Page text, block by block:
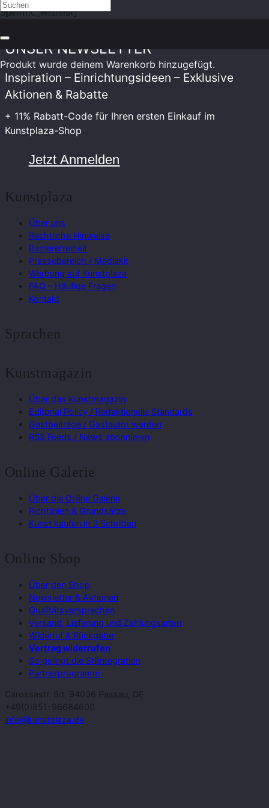
Produkt wurde deinem Warenkorb hinzugefügt.
[wlfmc_wishlist]
UNSER NEWSLETTER
Inspiration – Einrichtungsideen – Exklusive
Aktionen & Rabatte
+ 11% Rabatt-Code für Ihren ersten Einkauf im
Kunstplaza-Shop
Jetzt Anmelden
Kunstplaza
Über uns
Rechtliche Hinweise
Barrierefreiheit
Pressebereich / Mediakit
Werbung auf Kunstplaza
FAQ – Häufige Fragen
Kontakt
Sprachen
Kunstmagazin
Über das Kunstmagazin
Editorial Policy / Redaktionelle Standards
Gastbeiträge / Gastautor werden
RSS Feeds / News abonnieren
Online Galerie
Über die Online Galerie
Richtlinien & Grundsätze
Kunst kaufen in 3 Schritten
Online Shop
Über den Shop
Newsletter & Aktionen
Qualitätsversprechen
Versand, Lieferung und Zahlungsarten
Widerruf & Rückgabe
Vertrag widerrufen
So gelingt die Stilintegration
Partnerprogramm
Carossastr. 8d, 94036 Passau, DE
+49(0)851-96684600
info@kunstplaza.de